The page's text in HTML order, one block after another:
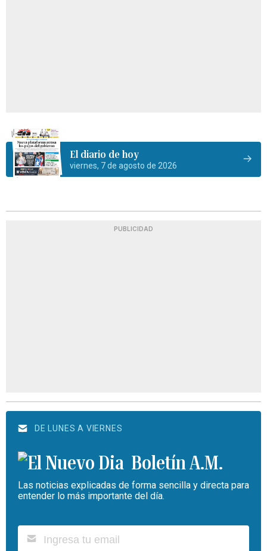
El diario de hoy
viernes, 7 de agosto de 2026
PUBLICIDAD
DE LUNES A VIERNES
Boletín A.M.
Las noticias explicadas de forma sencilla y directa para
entender lo más importante del día.